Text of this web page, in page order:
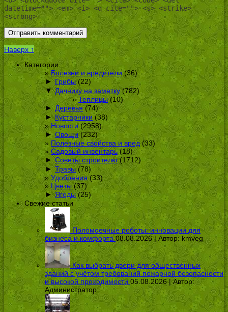
datetime=""> <em> <i> <q cite=""> <s> <strike>
<strong>
Наверх ↑
Категории
Болезни и вредители(36)
► Грибы(22)
▼ Дачнику на заметку(782)
Теплицы(10)
► Деревья(74)
► Кустарники(38)
Новости(2958)
► Овощи(232)
Полезные свойства и вред(33)
Садовый инвентарь(18)
► Советы строителю(1712)
► Травы(78)
Удобрения(33)
Цветы(37)
► Ягоды(25)
Свежие статьи
Поломоечные роботы: инновации для
бизнеса и комфорта 08.08.2026 | Автор:kmveg
Как выбрать двери для общественных
зданий с учётом требований пожарной безопасности
и высокой проходимости 05.08.2026 | Автор:
Администратор